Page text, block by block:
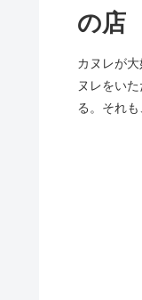
の店
カヌレが
ヌレをい
る。それも